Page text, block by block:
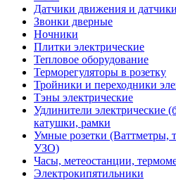
Датчики движения и
Звонки дверные
Ночники
Плитки электрические
Тепловое оборудование
Терморегуляторы в розетку
Тройники и переходники
Тэны электрические
Удлинители электрические
катушки, рамки
Умные розетки (Ваттметры,
УЗО)
Часы, метеостанции,
Электрокипятильники